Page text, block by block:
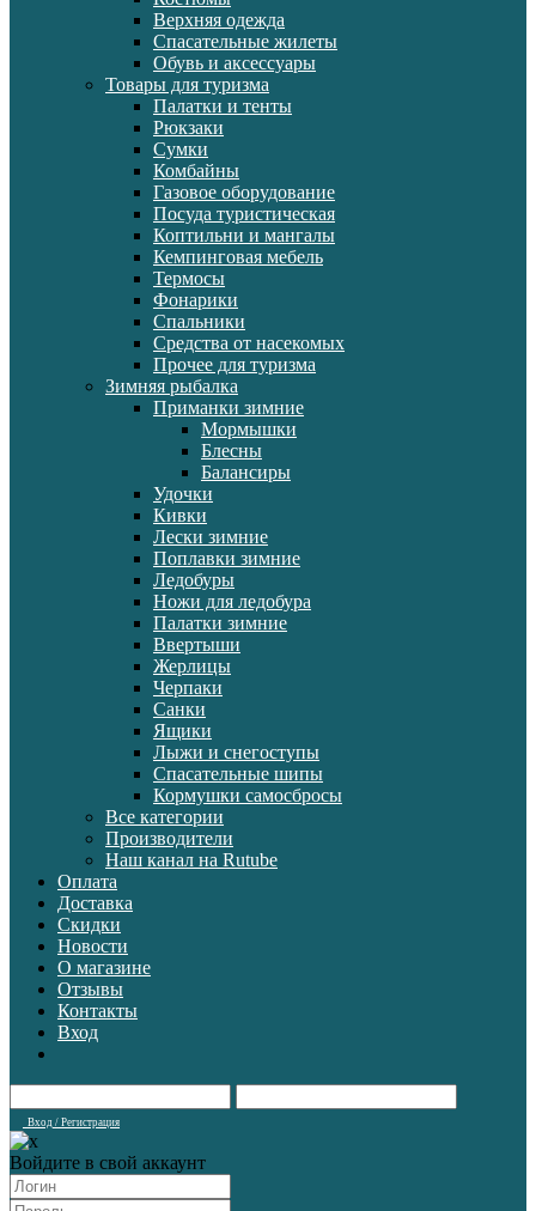
Верхняя одежда
Спасательные жилеты
Обувь и аксессуары
Товары для туризма
Палатки и тенты
Рюкзаки
Сумки
Комбайны
Газовое оборудование
Посуда туристическая
Коптильни и мангалы
Кемпинговая мебель
Термосы
Фонарики
Спальники
Средства от насекомых
Прочее для туризма
Зимняя рыбалка
Приманки зимние
Мормышки
Блесны
Балансиры
Удочки
Кивки
Лески зимние
Поплавки зимние
Ледобуры
Ножи для ледобура
Палатки зимние
Ввертыши
Жерлицы
Черпаки
Санки
Ящики
Лыжи и снегоступы
Спасательные шипы
Кормушки самосбросы
Все категории
Производители
Наш канал на Rutube
Оплата
Доставка
Скидки
Новости
О магазине
Отзывы
Контакты
Вход
Вход / Регистрация
Войдите в свой аккаунт